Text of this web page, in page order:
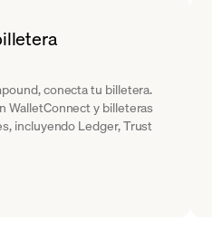
conecta tu billetera.
WalletConnect y billeteras
incluyendo Ledger, Trust